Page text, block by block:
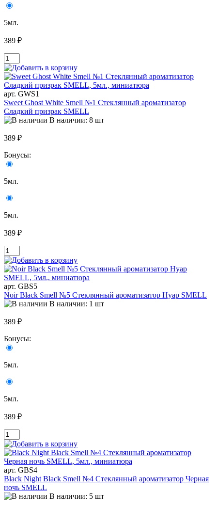
5мл.
389 ₽
арт. GWS1
Sweet Ghost White Smell №1 Стеклянный ароматизатор
Сладкий призрак SMELL
В наличии: 8 шт
389 ₽
Бонусы:
5мл.
5мл.
389 ₽
арт. GBS5
Noir Black Smell №5 Стеклянный ароматизатор Нуар SMELL
В наличии: 1 шт
389 ₽
Бонусы:
5мл.
5мл.
389 ₽
арт. GBS4
Black Night Black Smell №4 Стеклянный ароматизатор Черная
ночь SMELL
В наличии: 5 шт